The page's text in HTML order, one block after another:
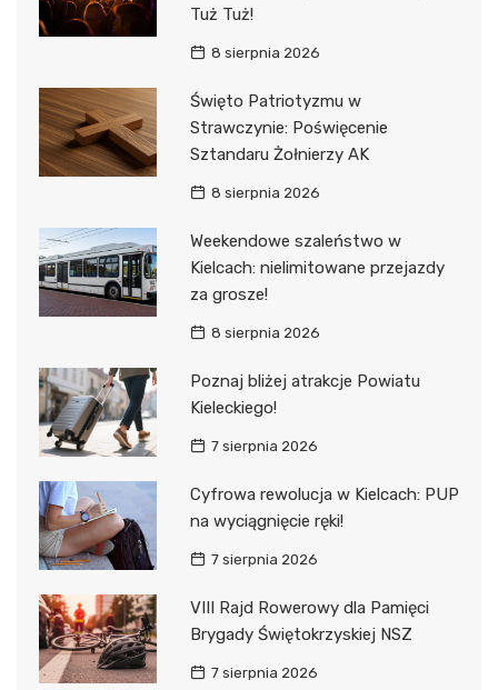
Tuż Tuż!
8 sierpnia 2026
Święto Patriotyzmu w
Strawczynie: Poświęcenie
Sztandaru Żołnierzy AK
8 sierpnia 2026
Weekendowe szaleństwo w
Kielcach: nielimitowane przejazdy
za grosze!
8 sierpnia 2026
Poznaj bliżej atrakcje Powiatu
Kieleckiego!
7 sierpnia 2026
Cyfrowa rewolucja w Kielcach: PUP
na wyciągnięcie ręki!
7 sierpnia 2026
VIII Rajd Rowerowy dla Pamięci
Brygady Świętokrzyskiej NSZ
7 sierpnia 2026